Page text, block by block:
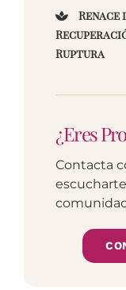
Ruptura
¿Eres
Contacta